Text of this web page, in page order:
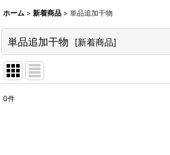
ホーム > 新着商品 > 単品追加干物
単品追加干物 [新着商品]
0件